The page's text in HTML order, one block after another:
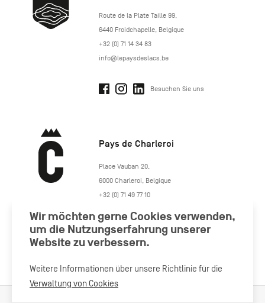
http://www.lepaysdeslacs.be/
Route de la Plate Taille 99,
6440 Froidchapelle, Belgique
+32 (0) 71 14 34 83
info@lepaysdeslacs.be
Besuchen Sie uns
Pays de Charleroi
https://www.paysdecharleroi.be/
Place Vauban 20,
6000 Charleroi Belgique
+32 (0) 71 49 77 10
Besuchen Sie uns
Wir möchten gerne Cookies verwenden,
um die Nutzungserfahrung unserer
Website zu verbessern.
Weitere Informationen über unsere Richtlinie für die
Verwaltung von Cookies